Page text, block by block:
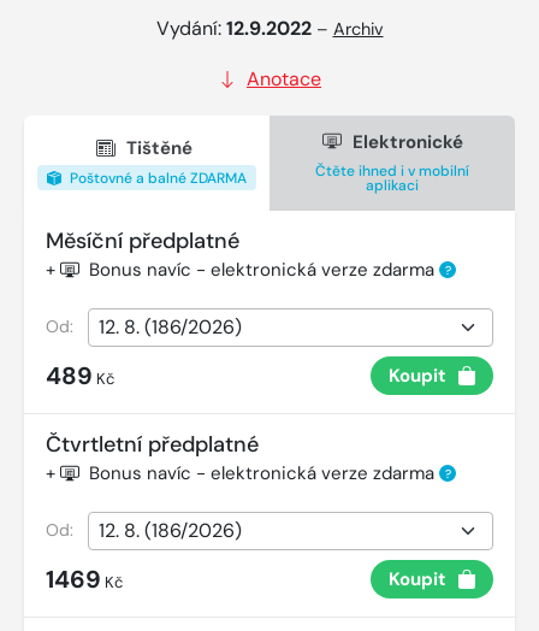
Vydání:12.9.2022 – Archiv
Anotace
Tištěné
Poštovné a balné ZDARMA
Elektronické
Čtěte ihned i v mobilní
aplikaci
Měsíční předplatné
+ Bonus navíc - elektronická verze zdarma ?
Od:
489 Kč Koupit
Čtvrtletní předplatné
+ Bonus navíc - elektronická verze zdarma ?
Od:
1469 Kč Koupit